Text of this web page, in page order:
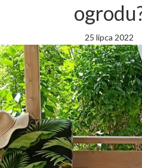
25 lipca 2022